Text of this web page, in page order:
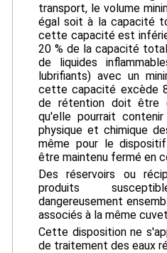
transport, le volume
égal soit à la capacité
cette capacité est
20 % de la capacité
de liquides
lubrifiants) avec un
cette capacité excède
de rétention doit être
qu'elle pourrait
physique et chimique
même pour le
être maintenu fermé en
Des réservoirs ou
produits
dangereusement
associés à la même
Cette disposition ne
de traitement des eaux